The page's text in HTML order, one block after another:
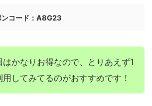
ンコード：A8G23
はかなりお得なので、とりあえず1
用してみてるのがおすすめです！